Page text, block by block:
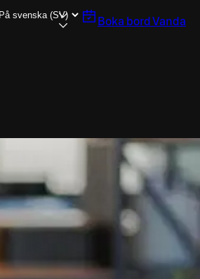
Boka bord Vanda